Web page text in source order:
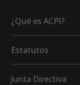
¿Qué es ACPI?
Estatutos
Junta Directiva